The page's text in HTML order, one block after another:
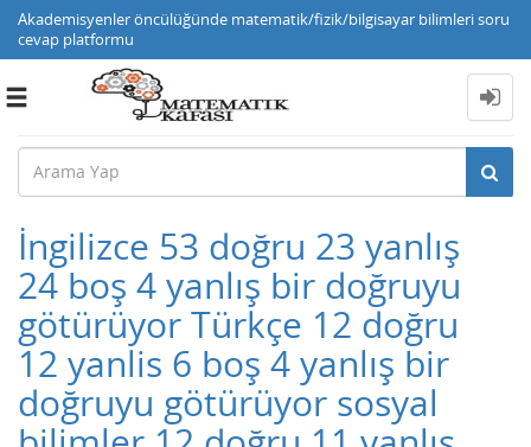
Akademisyenler öncülüğünde matematik/fizik/bilgisayar bilimleri soru
cevap platformu
Toggle
İngilizce 53 doğru 23 yanlış
24 boş 4 yanlış bir doğruyu
götürüyor Türkçe 12 doğru
12 yanlis 6 boş 4 yanlış bir
doğruyu götürüyor sosyal